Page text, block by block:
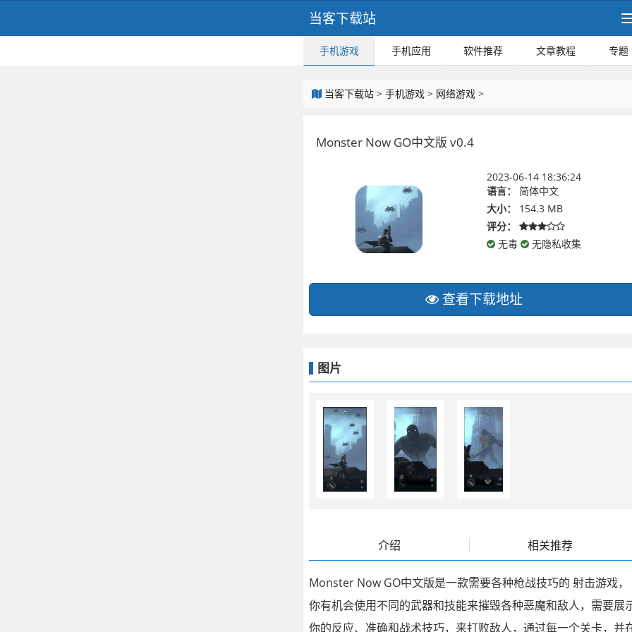
当客下载站
手机游戏 手机应用 软件推荐 文章教程 专题
当客下载站 > 手机游戏 > 网络游戏 >
Monster Now GO中文版 v0.4
2023-06-14 18:36:24
语言：
简体中文
大小：
154.3 MB
评分：
无毒
无隐私收集
查看下载地址
图片
介绍 相关推荐
Monster Now GO中文版是一款需要各种枪战技巧的 射击游戏，
你有机会使用不同的武器和技能来摧毁各种恶魔和敌人，需要展
你的反应、准确和战术技巧，来打败敌人，通过每一个关卡，并